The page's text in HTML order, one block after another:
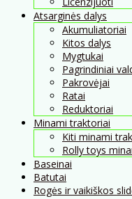
Atsarginės dalys
Akumuliatoriai
Kitos dalys
Mygtukai
Pagrindiniai
Pakrovėjai
Ratai
Reduktoriai
Minami traktoriai
Kiti minami
Rolly toys
Baseinai
Batutai
Rogės ir vaikiškos